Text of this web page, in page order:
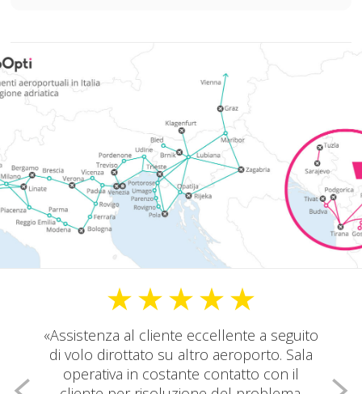
Assistenza al cliente eccellente a seguito
di volo dirottato su altro aeroporto. Sala
operativa in costante contatto con il